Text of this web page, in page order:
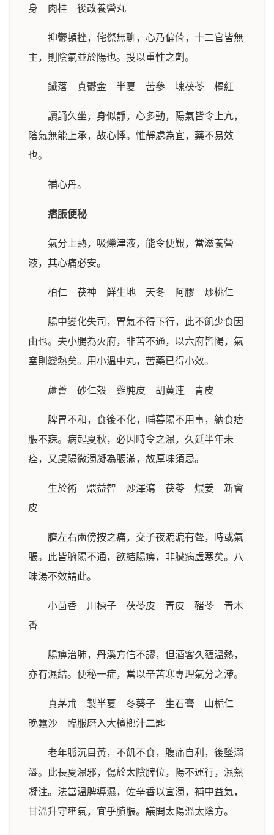
身 肉桂 後改養營丸
抑鬱頓挫，侘傺無聊，心乃偏倚，十二官皆無
主，則陰氣並於陽也。投以重性之劑。
鐵落 真鬱金 半夏 苦參 塊茯苓 橘紅
讀誦久坐，身似靜，心多動，陽氣皆令上亢，
陰氣無能上承，故心悸。惟靜處為宜，藥不易效
也。
補心丹。
痞脹便秘
氣分上熱，吸爍津液，能令便艱，當滋養營
液，其心痛必安。
柏仁 茯神 鮮生地 天冬 阿膠 炒桃仁
腸中變化失司，胃氣不得下行，此不飢少食因
由也。夫小腸為火府，非苦不通，以六府皆陽，氣
窒則變熱矣。用小溫中丸，苦藥已得小效。
蘆薈 砂仁殼 雞肫皮 胡黃連 青皮
脾胃不和，食後不化，晡暮陽不用事，納食痞
脹不寐。病起夏秋，必因時令之濕，久延半年未
痊，又慮陽微濁凝為脹滿，故厚味須忌。
生於術 煨益智 炒澤瀉 茯苓 煨姜 新會
皮
臍左右兩傍按之痛，交子夜漉漉有聲，時或氣
脹。此皆腑陽不通，欲結腸痹，非臟病虛寒矣。八
味湯不效謂此。
小茴香 川楝子 茯苓皮 青皮 豬苓 青木
香
腸痹治肺，丹溪方信不謬，但酒客久蘊溫熱，
亦有濕結。便秘一症，當以辛苦寒專理氣分之滯。
真茅朮 製半夏 冬葵子 生石膏 山梔仁
晚蠶沙 臨服磨入大檳榔汁二匙
老年脈沉目黃，不飢不食，腹痛自利，後墜溺
澀。此長夏濕邪，傷於太陰脾位，陽不運行，濕熱
凝注。法當溫脾導濕，佐辛香以宣濁，補中益氣，
甘溫升守壅氣，宜乎䐜脹。議開太陽溫太陰方。